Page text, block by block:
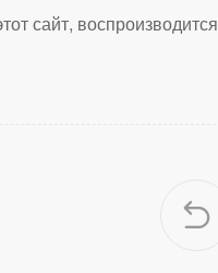
сайт, воспроизводится